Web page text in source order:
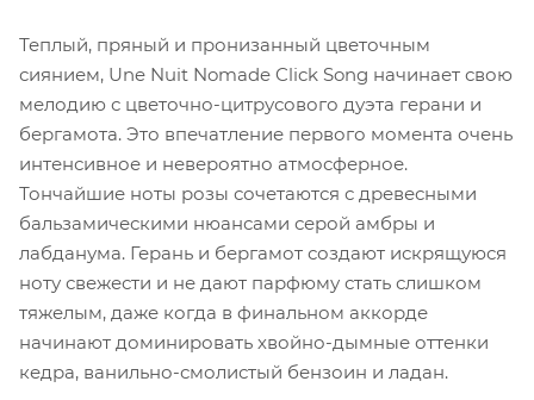
Теплый, пряный и пронизанный цветочным
сиянием, Une Nuit Nomade Click Song начинает свою
мелодию с цветочно-цитрусового дуэта герани и
бергамота. Это впечатление первого момента очень
интенсивное и невероятно атмосферное.
Тончайшие ноты розы сочетаются с древесными
бальзамическими нюансами серой амбры и
лабданума. Герань и бергамот создают искрящуюся
ноту свежести и не дают парфюму стать слишком
тяжелым, даже когда в финальном аккорде
начинают доминировать хвойно-дымные оттенки
кедра, ванильно-смолистый бензоин и ладан.